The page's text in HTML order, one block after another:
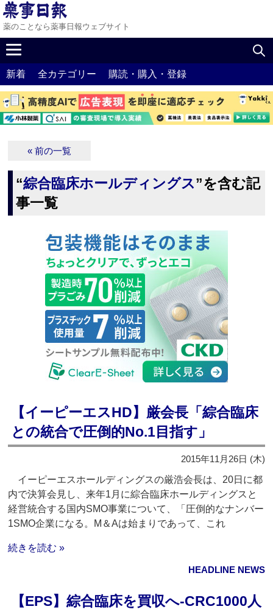
薬のことなら薬事日報ウェブサイト
新着 全カテゴリー 購読・購入・登録
« 前の一覧
“綜合臨床ホールディングス”を含む記
事一覧
【イーピーエスHD】厳会長「綜合臨床
との統合で圧倒的No.1目指す」
2015年11月26日 (木)
イーピーエスホールディングスの厳浩会長は、20日に都
内で決算会見し、来年1月に綜合臨床ホールディングスと
経営統合する国内SMO事業について、「圧倒的なナンバー
1SMO企業になる。M＆Aは始まりであって、これ
続きを読む »
HEADLINE NEWS
【EPS】綜合臨床を買収へ‐CRC1000人